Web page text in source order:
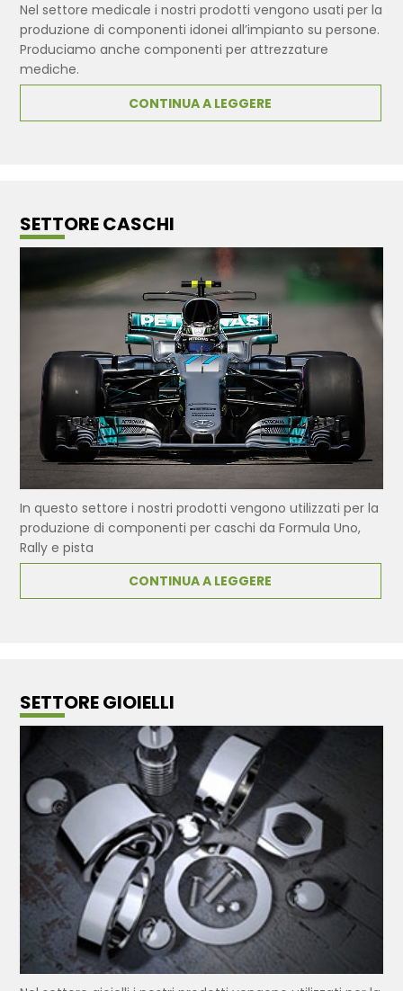
Nel settore medicale i nostri prodotti vengono usati per la
produzione di componenti idonei all’impianto su persone.
Produciamo anche componenti per attrezzature
mediche.
CONTINUA A LEGGERE
SETTORE CASCHI
In questo settore i nostri prodotti vengono utilizzati per la
produzione di componenti per caschi da Formula Uno,
Rally e pista
CONTINUA A LEGGERE
SETTORE GIOIELLI